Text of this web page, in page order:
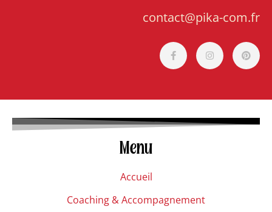
contact@pika-com.fr
Menu
Accueil
Coaching & Accompagnement